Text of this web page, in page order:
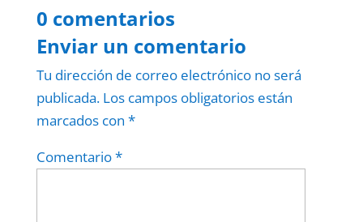
0 comentarios
Enviar un comentario
Tu dirección de correo electrónico no será
publicada. Los campos obligatorios están
marcados con *
Comentario*